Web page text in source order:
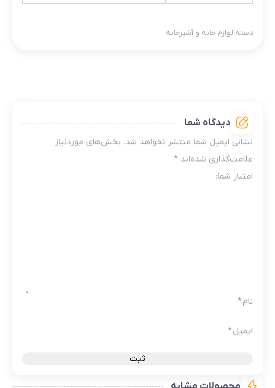
دسته:لوازم خانه و آشپزخانه
دیدگاه شما
نشانی ایمیل شما منتشر نخواهد شد. بخش‌های موردنیاز
علامت‌گذاری شده‌اند *
امتیاز شما:
نام*
ایمیل*